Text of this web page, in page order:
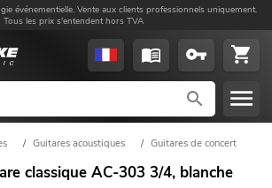
événementielle. Vente aux clients professionnels uniquement.
Tous les prix s'entendent hors TVA
/ Guitares acoustiques / Guitares de concert
classique AC-303 3/4, blanche